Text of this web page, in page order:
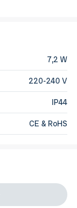
7,2 W
220-240 V
IP44
CE & RoHS